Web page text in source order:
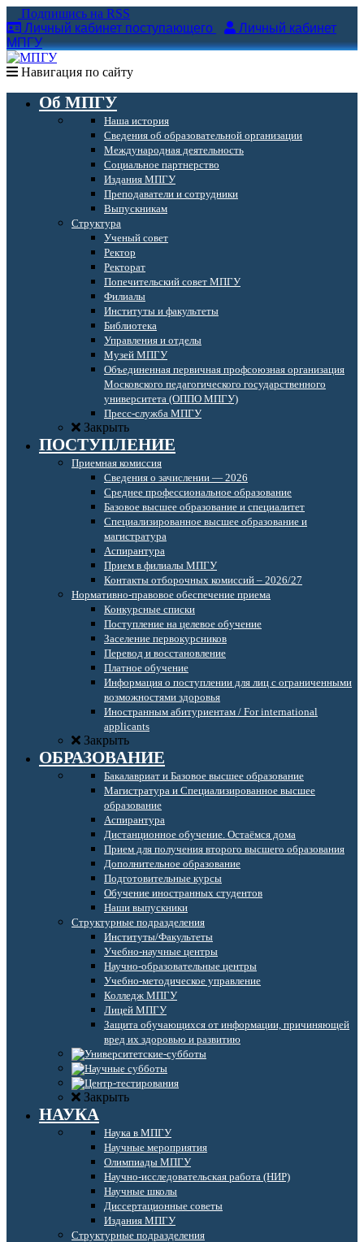
Подпишись на RSS
Личный кабинет поступающего
Личный кабинет
МПГУ
Навигация по сайту
Об МПГУ
Наша история
Сведения об образовательной организации
Международная деятельность
Социальное партнерство
Издания МПГУ
Преподаватели и сотрудники
Выпускникам
Структура
Ученый совет
Ректор
Ректорат
Попечительский совет МПГУ
Филиалы
Институты и факультеты
Библиотека
Управления и отделы
Музей МПГУ
Объединенная первичная профсоюзная организация
Московского педагогического государственного
университета (ОППО МПГУ)
Пресс-служба МПГУ
Закрыть
ПОСТУПЛЕНИЕ
Приемная комиссия
Сведения о зачислении — 2026
Среднее профессиональное образование
Базовое высшее образование и специалитет
Специализированное высшее образование и
магистратура
Аспирантура
Прием в филиалы МПГУ
Контакты отборочных комиссий – 2026/27
Нормативно-правовое обеспечение приема
Конкурсные списки
Поступление на целевое обучение
Заселение первокурсников
Перевод и восстановление
Платное обучение
Информация о поступлении для лиц с ограниченными
возможностями здоровья
Иностранным абитуриентам / For international
applicants
Закрыть
ОБРАЗОВАНИЕ
Бакалавриат и Базовое высшее образование
Магистратура и Специализированное высшее
образование
Аспирантура
Дистанционное обучение. Остаёмся дома
Прием для получения второго высшего образования
Дополнительное образование
Подготовительные курсы
Обучение иностранных студентов
Наши выпускники
Структурные подразделения
Институты/Факультеты
Учебно-научные центры
Научно-образовательные центры
Учебно-методическое управление
Колледж МПГУ
Лицей МПГУ
Защита обучающихся от информации, причиняющей
вред их здоровью и развитию
Закрыть
НАУКА
Наука в МПГУ
Научные мероприятия
Олимпиады МПГУ
Научно-исследовательская работа (НИР)
Научные школы
Диссертационные советы
Издания МПГУ
Структурные подразделения